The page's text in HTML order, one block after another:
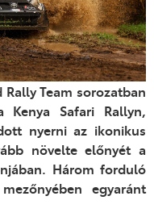
Rally Team sorozatban
Safari Rallyn,
nyerni az ikonikus
növelte előnyét a
Három forduló
egyaránt